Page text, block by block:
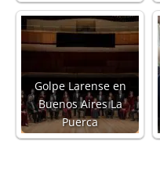
Golpe Larense en
Buenos Aires La
Puerca